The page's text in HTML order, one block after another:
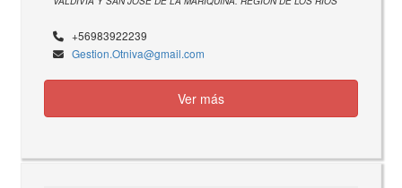
+56983922239
Gestion.Otniva@gmail.com
Ver más